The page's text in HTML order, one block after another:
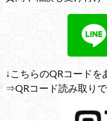
↓こちらのQRコード
⇒QRコード読み取り